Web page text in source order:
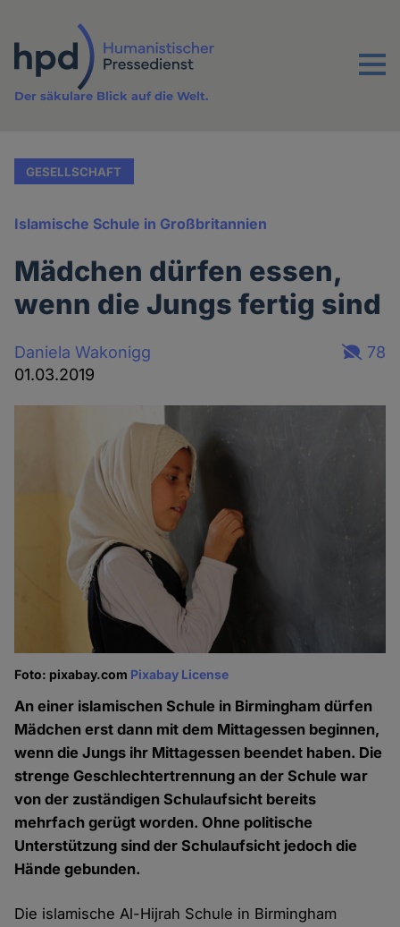
Inhalt
Menu
Der säkulare Blick auf die Welt.
GESELLSCHAFT
Islamische Schule in Großbritannien
Mädchen dürfen essen,
wenn die Jungs fertig sind
Daniela Wakonigg
01.03.2019
78
Foto: pixabay.com Pixabay License
An einer islamischen Schule in Birmingham dürfen
Mädchen erst dann mit dem Mittagessen beginnen,
wenn die Jungs ihr Mittagessen beendet haben. Die
strenge Geschlechtertrennung an der Schule war
von der zuständigen Schulaufsicht bereits
mehrfach gerügt worden. Ohne politische
Unterstützung sind der Schulaufsicht jedoch die
Hände gebunden.
Die islamische Al-Hijrah Schule in Birmingham